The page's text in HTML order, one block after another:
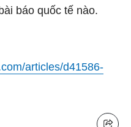
báo quốc tế nào.
articles/d41586-